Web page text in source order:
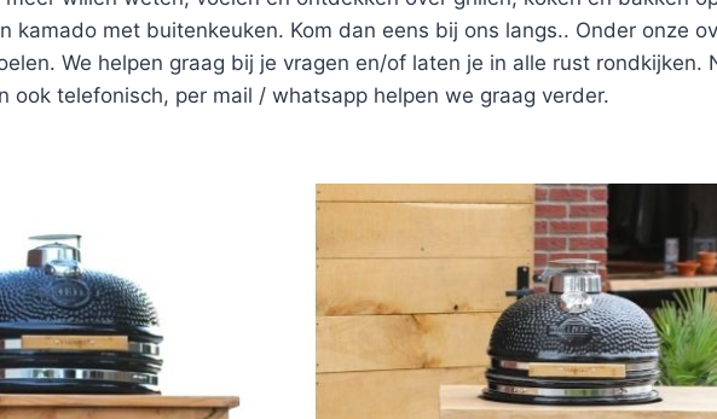
kamado met buitenkeuken. Kom dan eens bij ons langs.. Onder onze
We helpen graag bij je vragen en/of laten je in alle rust rondkijken.
ook telefonisch, per mail / whatsapp helpen we graag verder.